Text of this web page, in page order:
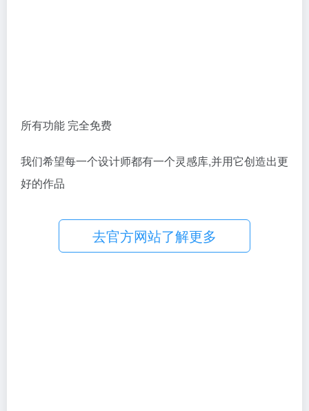
所有功能 完全免费
我们希望每一个设计师都有一个灵感库,并用它创造出更
好的作品
去官方网站了解更多